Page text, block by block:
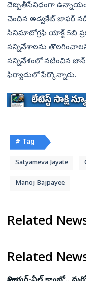
దెబ్బతీసేవిధంగా
చెందిన అడ్వకేట్‌ జాఫర్‌
సినిమాటోగ్రఫి యాక్ట్ 5బి
సన్నివేశాలను
సన్నివేశంలో నటించిన
ఫిర్యాదులో పేర్కొన్నారు.
# Tag
Satyameva Jayate
Manoj Bajpayee
Related
Related